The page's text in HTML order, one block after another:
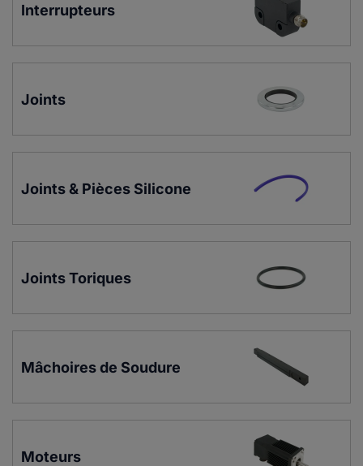
Interrupteurs
Joints
Joints & Pièces Silicone
Joints Toriques
Mâchoires de Soudure
Moteurs